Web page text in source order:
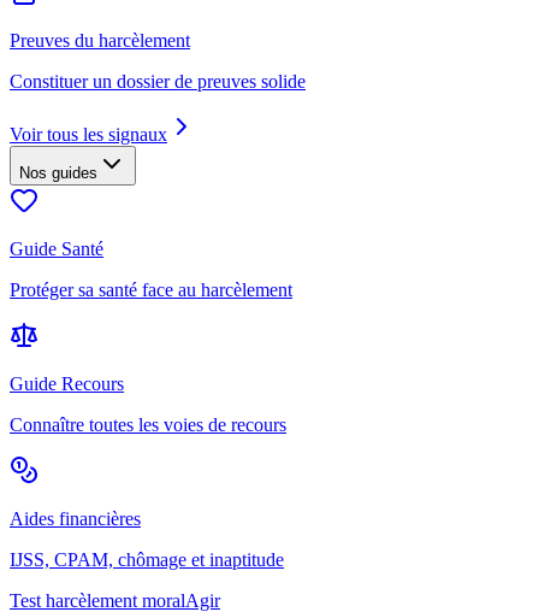
Preuves du harcèlement
Constituer un dossier de preuves solide
Voir tous les signaux
Nos guides
Guide Santé
Protéger sa santé face au harcèlement
Guide Recours
Connaître toutes les voies de recours
Aides financières
IJSS, CPAM, chômage et inaptitude
Test harcèlement moralAgir